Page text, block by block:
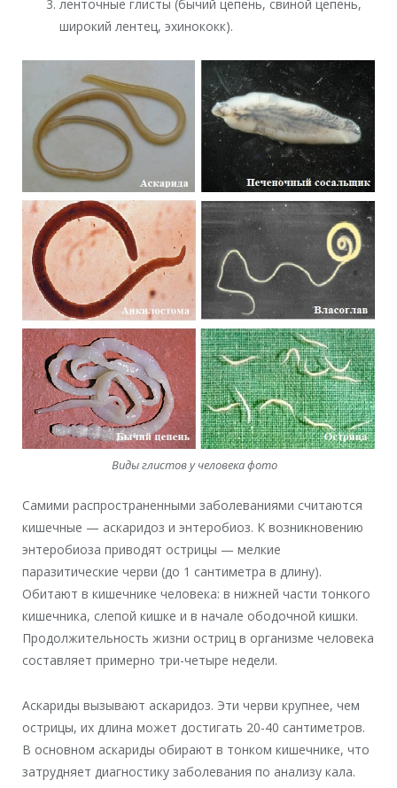
ленточные глисты (бычий цепень, свиной цепень,
широкий лентец, эхинококк).
Виды глистов у человека фото
Самими распространенными заболеваниями считаются
кишечные — аскаридоз и энтеробиоз. К возникновению
энтеробиоза приводят острицы — мелкие
паразитические черви (до 1 сантиметра в длину).
Обитают в кишечнике человека: в нижней части тонкого
кишечника, слепой кишке и в начале ободочной кишки.
Продолжительность жизни остриц в организме человека
составляет примерно три-четыре недели.
Аскариды вызывают аскаридоз. Эти черви крупнее, чем
острицы, их длина может достигать 20-40 сантиметров.
В основном аскариды обирают в тонком кишечнике, что
затрудняет диагностику заболевания по анализу кала.